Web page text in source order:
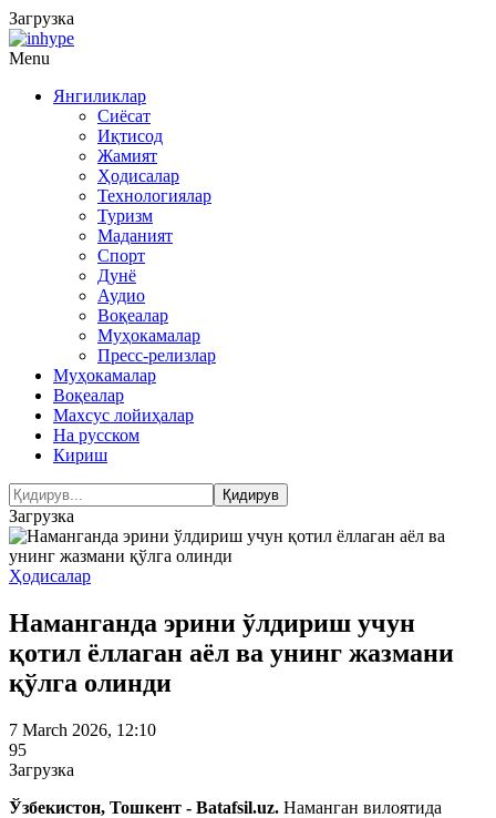
Загрузка
Menu
Янгиликлар
Сиёсат
Иқтисод
Жамият
Ҳодисалар
Технологиялар
Туризм
Маданият
Спорт
Дунё
Аудио
Воқеалар
Муҳокамалар
Пресс-релизлар
Муҳокамалар
Воқеалар
Махсус лойиҳалар
На русском
Кириш
Загрузка
Ҳодисалар
Наманганда эрини ўлдириш учун
қотил ёллаган аёл ва унинг жазмани
қўлга олинди
7 March 2026, 12:10
95
Загрузка
Ўзбекистон, Тошкент - Batafsil.uz. Наманган вилоятида